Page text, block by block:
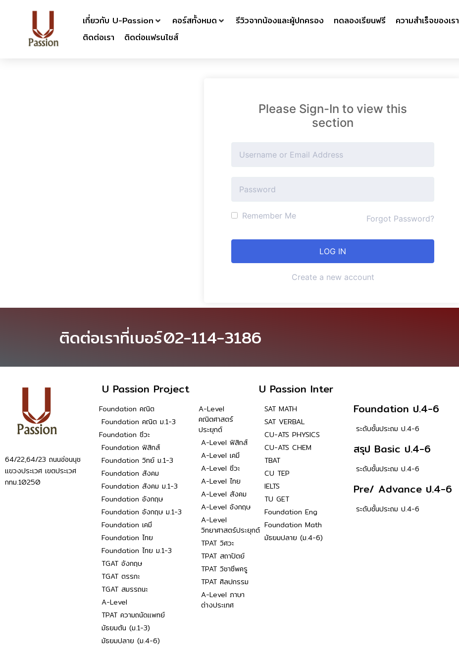
เกี่ยวกับ U-Passion คอร์สทั้งหมด รีวิวจากน้องและผู้ปกครอง ทดลองเรียนฟรี ความสำเร็จของเรา
ติดต่อเรา
ติดต่อเเฟรนไชส์
Please Sign-In to view this
section
Remember Me Forgot Password?
Create a new account
ติดต่อเราที่เบอร์02-114-3186
U Passion Project U Passion Inter
64/22,64/23 ถนนอ่อนนุช
แขวงประเวศ เขตประเวศ
กทม.10250
Foundation คณิต
Foundation คณิต ม.1-3
Foundation ชีวะ
Foundation ฟิสิกส์
Foundation วิทย์ ม.1-3
Foundation สังคม
Foundation สังคม ม.1-3
Foundation อังกฤษ
Foundation อังกฤษ ม.1-3
Foundation เคมี
Foundation ไทย
Foundation ไทย ม.1-3
TGAT อังกฤษ
TGAT ตรรกะ
TGAT สมรรถนะ
A-Level
TPAT ความถนัดแพทย์
มัธยมต้น (ม.1-3)
มัธยมปลาย (ม.4-6)
A-Level
คณิตศาสตร์
ประยุกต์
A-Level ฟิสิกส์
A-Level เคมี
A-Level ชีวะ
A-Level ไทย
A-Level สังคม
A-Level อังกฤษ
A-Level
วิทยาศาสตร์ประยุกต์
TPAT วิศวะ
TPAT สถาปัตย์
TPAT วิชาชีพครู
TPAT ศิลปกรรม
A-Level ภาษา
ต่างประเทศ
SAT MATH
SAT VERBAL
CU-ATS PHYSICS
CU-ATS CHEM
TBAT
CU TEP
IELTS
TU GET
Foundation Eng
Foundation Math
มัธยมปลาย (ม.4-6)
Foundation ป.4-6
ระดับชั้นประถม ป.4-6
สรุป Basic ป.4-6
ระดับชั้นประถม ป.4-6
Pre/ Advance ป.4-6
ระดับชั้นประถม ป.4-6